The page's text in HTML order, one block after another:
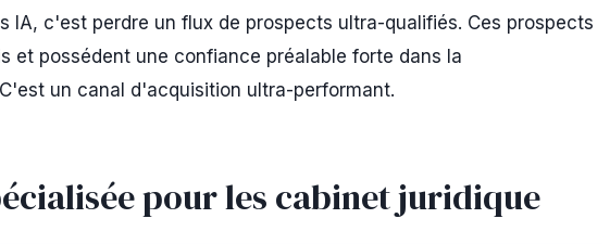
IA, c'est perdre un flux de prospects ultra-qualifiés. Ces prospects
et possédent une confiance préalable forte dans la
un canal d'acquisition ultra-performant.
pour les cabinet juridique